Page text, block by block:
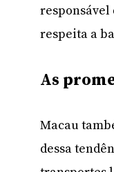
responsável
respeita a
As
Macau
dessa